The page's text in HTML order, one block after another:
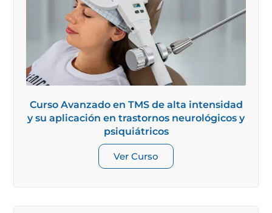
Curso Avanzado en TMS de alta intensidad
y su aplicación en trastornos neurológicos y
psiquiátricos
Ver Curso